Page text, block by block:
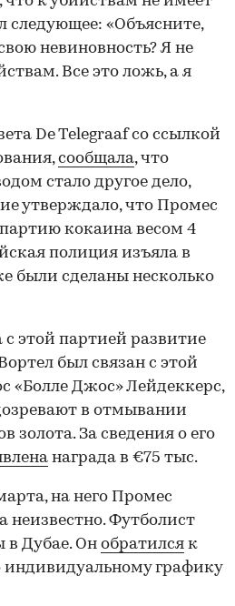
следующее: «Объясните,
невиновность? Я не
Все это ложь, а я
De Telegraaf со ссылкой
сообщала, что
стало другое дело,
утверждало, что Промес
кокаина весом 4
полиция изъяла в
были сделаны несколько
этой партией развитие
был связан с этой
«Болле Джос» Лейдеккерс,
в отмывании
золота. За сведения о его
награда в €75 тыс.
на него Промес
неизвестно. Футболист
в Дубае. Он обратился к
индивидуальному графику